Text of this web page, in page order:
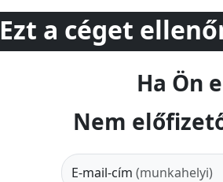
Ezt a céget
Ha Ön
Nem
E-mail-cím (munkahelyi)